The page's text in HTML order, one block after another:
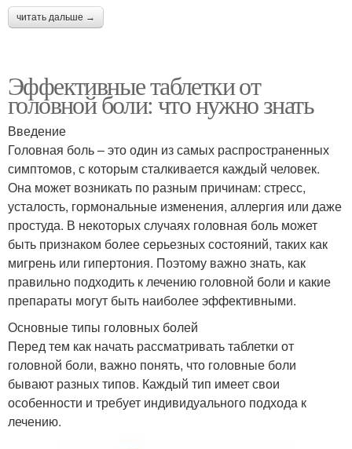
читать дальше →
Эффективные таблетки от
головной боли: что нужно знать
Введение
Головная боль – это один из самых распространенных
симптомов, с которым сталкивается каждый человек.
Она может возникать по разным причинам: стресс,
усталость, гормональные изменения, аллергия или даже
простуда. В некоторых случаях головная боль может
быть признаком более серьезных состояний, таких как
мигрень или гипертония. Поэтому важно знать, как
правильно подходить к лечению головной боли и какие
препараты могут быть наиболее эффективными.
Основные типы головных болей
Перед тем как начать рассматривать таблетки от
головной боли, важно понять, что головные боли
бывают разных типов. Каждый тип имеет свои
особенности и требует индивидуального подхода к
лечению.